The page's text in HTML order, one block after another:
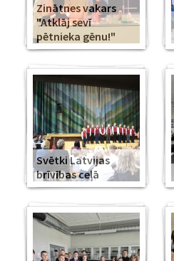
Zinātnes vakars
"Atklāj sevī
pētnieka gēnu!"
Svētki Latvijas
brīvības ceļā